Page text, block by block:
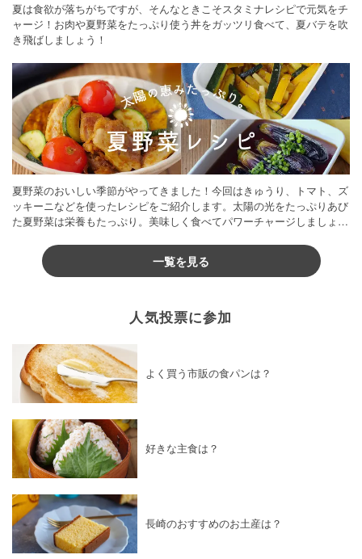
夏は食欲が落ちがちですが、そんなときこそスタミナレシピで元気をチ
ャージ！お肉や夏野菜をたっぷり使う丼をガッツリ食べて、夏バテを吹
き飛ばしましょう！
夏野菜のおいしい季節がやってきました！今回はきゅうり、トマト、ズ
ッキーニなどを使ったレシピをご紹介します。太陽の光をたっぷりあび
た夏野菜は栄養もたっぷり。美味しく食べてパワーチャージしましょう
一覧を見る
人気投票に参加
よく買う市販の食パンは？
好きな主食は？
長崎のおすすめのお土産は？